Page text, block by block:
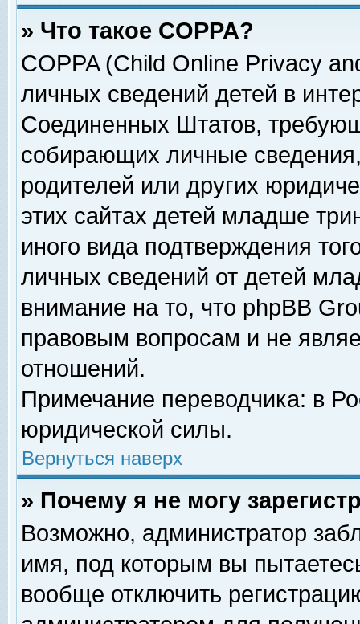
» Что такое COPPA?
COPPA (Child Online Privacy
личных сведений детей в
Соединенных Штатов,
собирающих личные
родителей или других
этих сайтах детей младше
иного вида подтверждения
личных сведений от детей
внимание на то, что phpBB
правовым вопросам и не
отношений.
Примечание переводчика: в
юридической силы.
Вернуться наверх
» Почему я не могу
Возможно, администратор
имя, под которым вы
вообще отключить